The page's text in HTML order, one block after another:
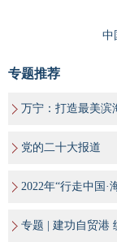
中
专题推荐
万宁：打造最美滨
党的二十大报道
2022年“行走中国·
专题 | 建功自贸港